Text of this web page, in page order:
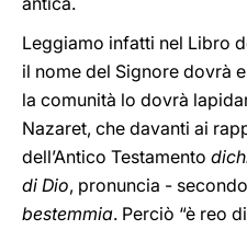
Leggiamo infatti nel Libro
il nome del Signore dovrà
la comunità lo dovrà
Nazaret, che davanti ai
dell’Antico Testamento
di Dio, pronuncia -
bestemmia. Perciò “è reo